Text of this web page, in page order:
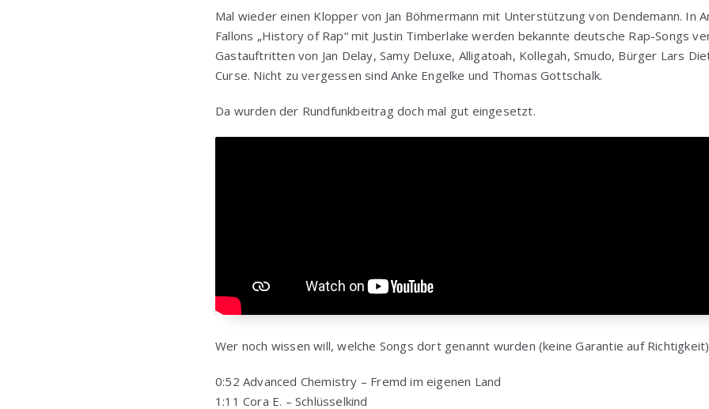
Mal wieder einen Klopper von Jan Böhmermann mit Unterstützung von Dendemann. In
Fallons „History of Rap“ mit Justin Timberlake werden bekannte deutsche Rap-Songs
Gastauftritten von Jan Delay, Samy Deluxe, Alligatoah, Kollegah, Smudo, Bürger Lars
Curse. Nicht zu vergessen sind Anke Engelke und Thomas Gottschalk.
Da wurden der Rundfunkbeitrag doch mal gut eingesetzt.
Wer noch wissen will, welche Songs dort genannt wurden (keine Garantie auf
0:52 Advanced Chemistry – Fremd im eigenen Land
1:11 Cora E. – Schlüsselkind